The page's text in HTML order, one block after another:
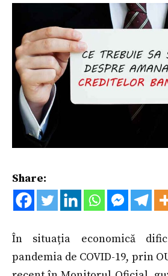
Share:
În situația economică
pandemia de COVID-19, prin